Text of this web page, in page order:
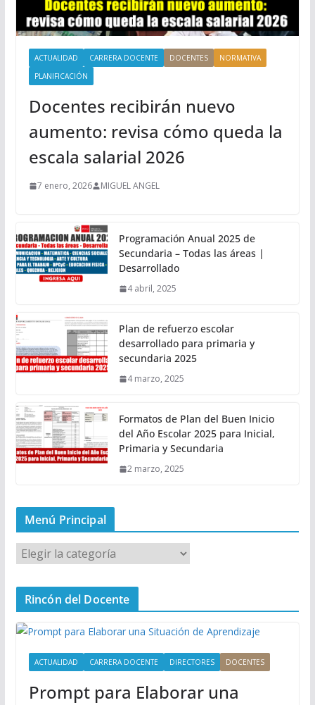
ACTUALIDAD CARRERA DOCENTE DOCENTES
NORMATIVA
PLANIFICACIÓN
Docentes recibirán nuevo
aumento: revisa cómo queda la
escala salarial 2026
7 enero, 2026 MIGUEL ANGEL
Programación Anual 2025 de
Secundaria – Todas las áreas |
Desarrollado
4 abril, 2025
Plan de refuerzo escolar
desarrollado para primaria y
secundaria 2025
4 marzo, 2025
Formatos de Plan del Buen Inicio
del Año Escolar 2025 para Inicial,
Primaria y Secundaria
2 marzo, 2025
Menú Principal
M
n
P
Rincón del Docente
ACTUALIDAD CARRERA DOCENTE DIRECTORES DOCENTES
Prompt para Elaborar una